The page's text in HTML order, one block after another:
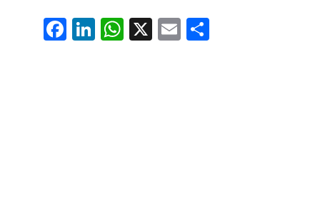
Fa
ce
Li
nk
W
ha
X E
m
Pa